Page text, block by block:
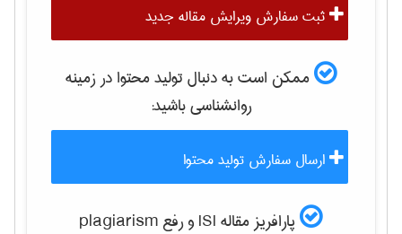
ثبت سفارش ویرایش مقاله جدید
ممکن است به دنبال تولید محتوا در زمینه
روانشناسیباشید:
ارسال سفارش تولید محتوا
پارافریز مقاله ISI و رفع plagiarism